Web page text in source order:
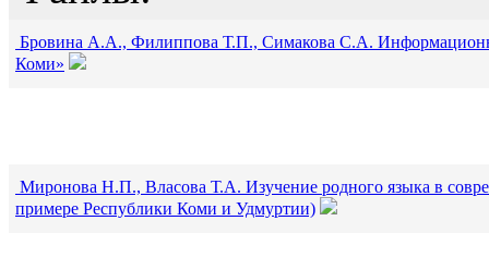
Бровина А.А., Филиппова Т.П., Симакова С.А.
Коми»
Миронова Н.П., Власова Т.А. Изучение родного языка в
примере Республики Коми и Удмуртии)